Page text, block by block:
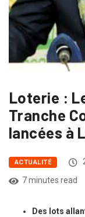
Loterie :
Tranche
lancées à
ACTUALITÉ
7 minutes read
Des lots